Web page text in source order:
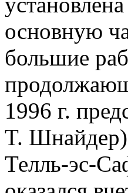
основную
большие
1996 г.
T.
Телль-эс-